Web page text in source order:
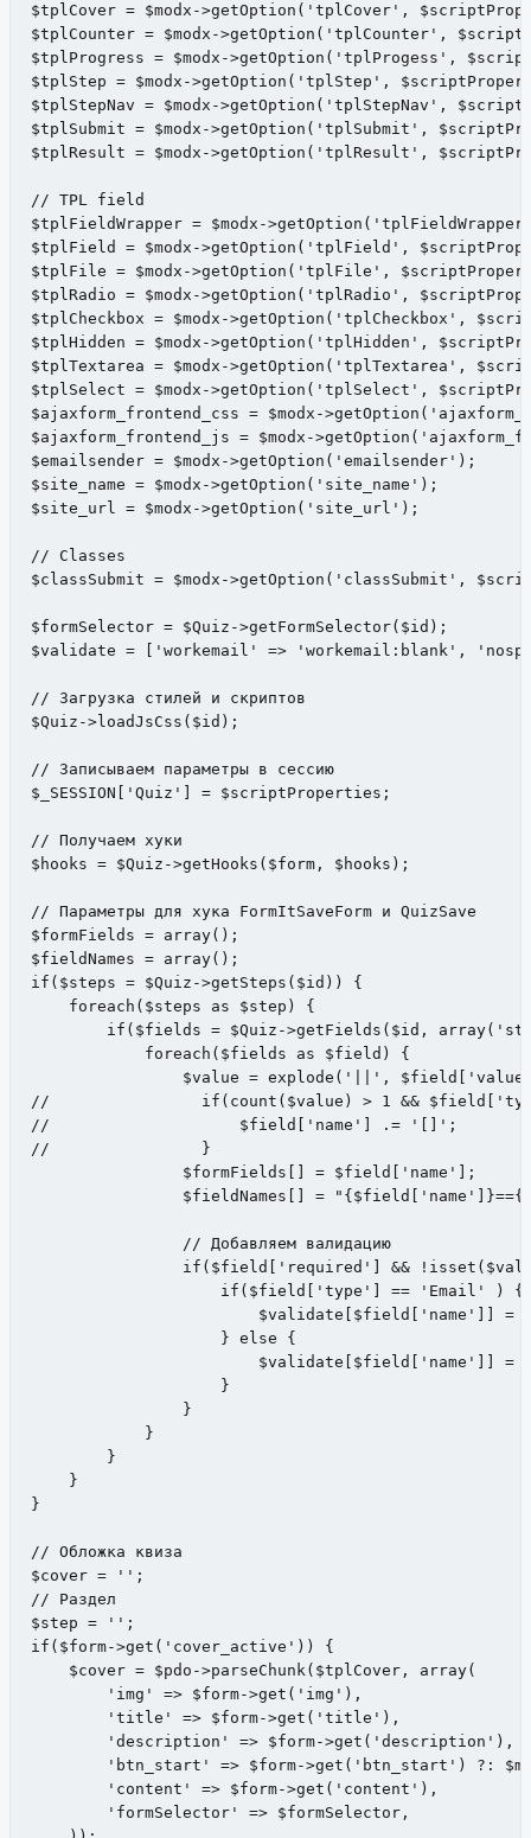
$tplCover = $modx->getOption('tplCover',
$tplCounter = $modx->getOption('tplCounter',
$tplProgress = $modx->getOption('tplProgess',
$tplStep = $modx->getOption('tplStep',
$tplStepNav = $modx->getOption('tplStepNav',
$tplSubmit = $modx->getOption('tplSubmit',
$tplResult = $modx->getOption('tplResult',
// TPL field
$tplFieldWrapper = $modx-
$tplField = $modx->getOption('tplField',
$tplFile = $modx->getOption('tplFile',
$tplRadio = $modx->getOption('tplRadio',
$tplCheckbox = $modx->getOption('tplCheckbox',
$tplHidden = $modx->getOption('tplHidden',
$tplTextarea = $modx->getOption('tplTextarea',
$tplSelect = $modx->getOption('tplSelect',
$ajaxform_frontend_css = $modx-
$ajaxform_frontend_js = $modx-
$emailsender = $modx->getOption('emailsender');
$site_name = $modx->getOption('site_name');
$site_url = $modx->getOption('site_url');
// Classes
$classSubmit = $modx->getOption('classSubmit',
$formSelector = $Quiz->getFormSelector($id);
$validate = ['workemail' => 'workemail:blank',
// Загрузка стилей и скриптов
$Quiz->loadJsCss($id);
// Записываем параметры в сессию
$_SESSION['Quiz'] = $scriptProperties;
// Получаем хуки
$hooks = $Quiz->getHooks($form, $hooks);
// Параметры для хука FormItSaveForm и QuizSave
$formFields = array();
$fieldNames = array();
if($steps = $Quiz->getSteps($id)) {
    foreach($steps as $step) {
if($fields = $Quiz->getFields($id,
            foreach($fields as $field) {
$value = explode('||',
//                if(count($value) > 1 &&
//                    $field['name'] .= '[]';
//                }
                $formFields[] = $field['name'];
$fieldNames[] =
                // Добавляем валидацию
if($field['required'] &&
                    if($field['type'] == 'Email' ) {
$validate[$field['name']] =
                    } else {
$validate[$field['name']] =
                    }
                }
            }
        }
    }
}
// Обложка квиза
$cover = '';
// Раздел
$step = '';
if($form->get('cover_active')) {
    $cover = $pdo->parseChunk($tplCover, array(
        'img' => $form->get('img'),
        'title' => $form->get('title'),
        'description' => $form->get('description'),
'btn_start' => $form->get('btn_start') ?:
        'content' => $form->get('content'),
        'formSelector' => $formSelector,